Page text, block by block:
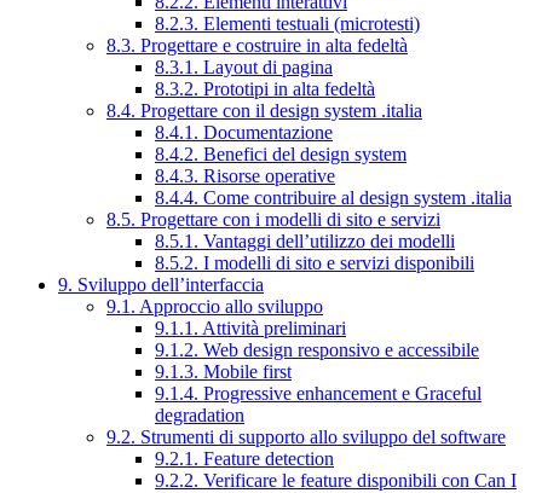
8.2.3. Elementi testuali (microtesti)
8.3. Progettare e costruire in alta fedeltà
8.3.1. Layout di pagina
8.3.2. Prototipi in alta fedeltà
8.4. Progettare con il design system .italia
8.4.1. Documentazione
8.4.2. Benefici del design system
8.4.3. Risorse operative
8.4.4. Come contribuire al design system .italia
8.5. Progettare con i modelli di sito e servizi
8.5.1. Vantaggi dell’utilizzo dei modelli
8.5.2. I modelli di sito e servizi disponibili
9. Sviluppo dell’interfaccia
9.1. Approccio allo sviluppo
9.1.1. Attività preliminari
9.1.2. Web design responsivo e accessibile
9.1.3. Mobile first
9.1.4. Progressive enhancement e Graceful
degradation
9.2. Strumenti di supporto allo sviluppo del software
9.2.1. Feature detection
9.2.2. Verificare le feature disponibili con Can I